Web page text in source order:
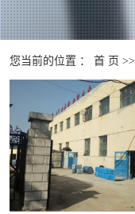
您当前的位置 ： 首 页 >>